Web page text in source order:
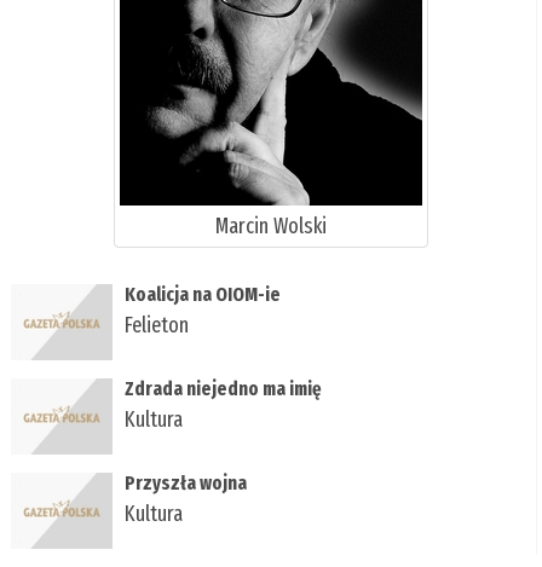
Marcin Wolski
Koalicja na OIOM-ie
Felieton
Zdrada niejedno ma imię
Kultura
Przyszła wojna
Kultura